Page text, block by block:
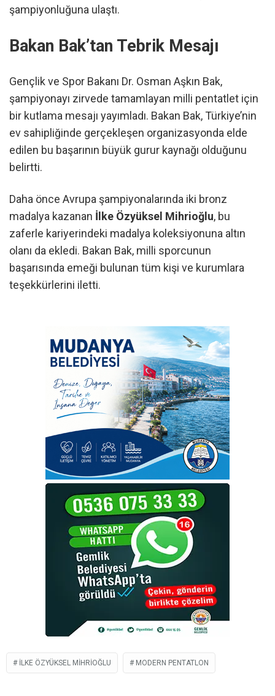
şampiyonluğuna ulaştı.
Bakan Bak’tan Tebrik Mesajı
Gençlik ve Spor Bakanı Dr. Osman Aşkın Bak,
şampiyonayı zirvede tamamlayan milli pentatlet için
bir kutlama mesajı yayımladı. Bakan Bak, Türkiye’nin
ev sahipliğinde gerçekleşen organizasyonda elde
edilen bu başarının büyük gurur kaynağı olduğunu
belirtti.
Daha önce Avrupa şampiyonalarında iki bronz
madalya kazanan İlke Özyüksel Mihrioğlu, bu
zaferle kariyerindeki madalya koleksiyonuna altın
olanı da ekledi. Bakan Bak, milli sporcunun
başarısında emeği bulunan tüm kişi ve kurumlara
teşekkürlerini iletti.
İLKE ÖZYÜKSEL MIHRIOĞLU MODERN PENTATLON